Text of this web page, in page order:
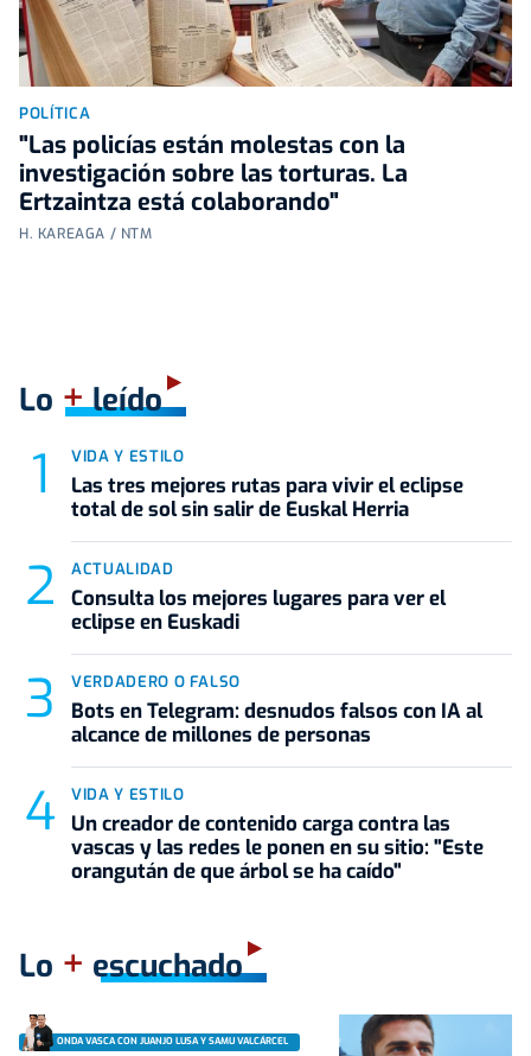
POLÍTICA
"Las policías están molestas con la
investigación sobre las torturas. La
Ertzaintza está colaborando"
H. KAREAGA / NTM
Lo +leído
VIDA Y ESTILO
Las tres mejores rutas para vivir el eclipse
total de sol sin salir de Euskal Herria
ACTUALIDAD
Consulta los mejores lugares para ver el
eclipse en Euskadi
VERDADERO O FALSO
Bots en Telegram: desnudos falsos con IA al
alcance de millones de personas
VIDA Y ESTILO
Un creador de contenido carga contra las
vascas y las redes le ponen en su sitio: "Este
orangután de que árbol se ha caído"
Lo + escuchado
ONDA VASCA CON JUANJO LUSA Y SAMU VALCÁRCEL